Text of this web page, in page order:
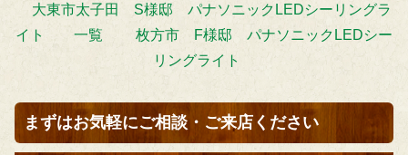
大東市太子田 S様邸 パナソニックLEDシーリングラ
イト
一覧
枚方市 F様邸 パナソニックLEDシー
リングライト
まずはお気軽にご相談・ご来店ください